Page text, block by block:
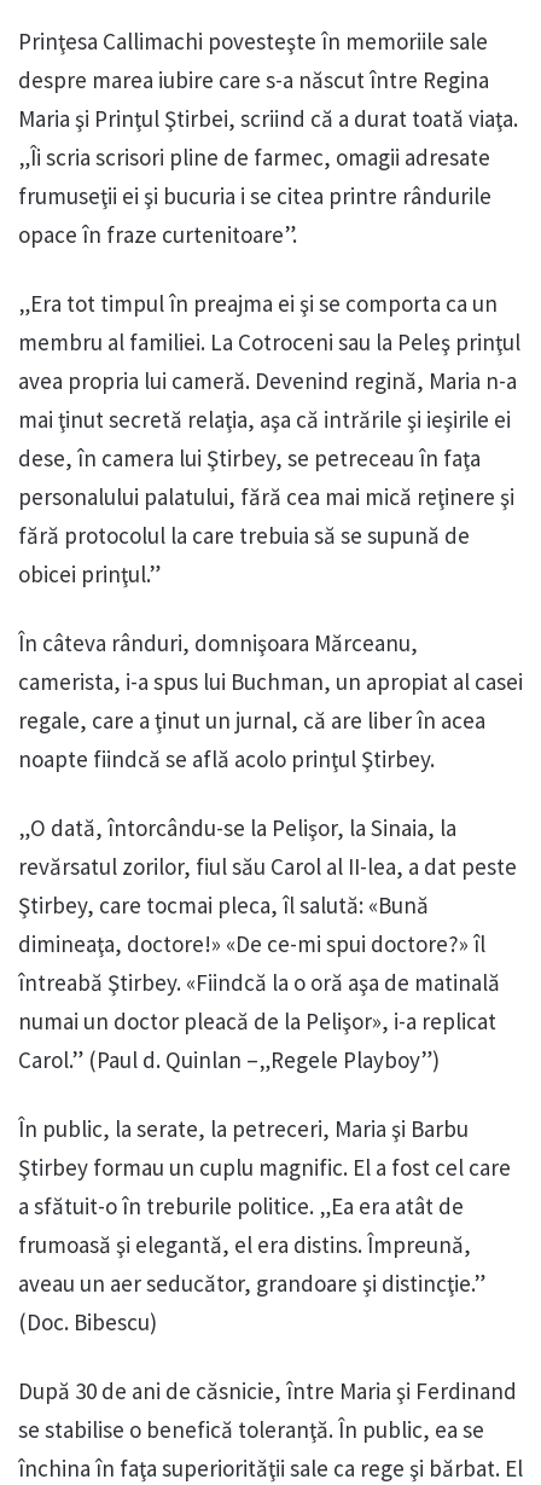
Prinţesa Callimachi povesteşte în memoriile sale
despre marea iubire care s-a născut între Regina
Maria şi Prinţul Ştirbei, scriind că a durat toată viaţa.
„Îi scria scrisori pline de farmec, omagii adresate
frumuseţii ei şi bucuria i se citea printre rândurile
opace în fraze curtenitoare”.
„Era tot timpul în preajma ei şi se comporta ca un
membru al familiei. La Cotroceni sau la Peleş prinţul
avea propria lui cameră. Devenind regină, Maria n-a
mai ţinut secretă relaţia, aşa că intrările şi ieşirile ei
dese, în camera lui Ştirbey, se petreceau în faţa
personalului palatului, fără cea mai mică reţinere şi
fără protocolul la care trebuia să se supună de
obicei prinţul.”
În câteva rânduri, domnişoara Mărceanu,
camerista, i-a spus lui Buchman, un apropiat al casei
regale, care a ţinut un jurnal, că are liber în acea
noapte fiindcă se află acolo prinţul Ştirbey.
„O dată, întorcându-se la Pelişor, la Sinaia, la
revărsatul zorilor, fiul său Carol al II-lea, a dat peste
Ştirbey, care tocmai pleca, îl salută: «Bună
dimineaţa, doctore!» «De ce-mi spui doctore?» îl
întreabă Ştirbey. «Fiindcă la o oră aşa de matinală
numai un doctor pleacă de la Pelişor», i-a replicat
Carol.” (Paul d. Quinlan –„Regele Playboy”)
În public, la serate, la petreceri, Maria şi Barbu
Ştirbey formau un cuplu magnific. El a fost cel care
a sfătuit-o în treburile politice. „Ea era atât de
frumoasă şi elegantă, el era distins. Împreună,
aveau un aer seducător, grandoare şi distincţie.”
(Doc. Bibescu)
După 30 de ani de căsnicie, între Maria şi Ferdinand
se stabilise o benefică toleranţă. În public, ea se
închina în faţa superiorităţii sale ca rege şi bărbat. El